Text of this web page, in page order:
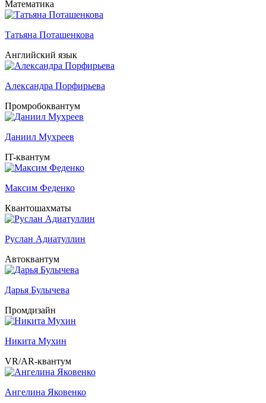
Математика
Татьяна Поташенкова
Английский язык
Александра Порфирьева
Промробоквантум
Даниил Мухреев
IT-квантум
Максим Феденко
Квантошахматы
Руслан Адиатуллин
Автоквантум
Дарья Булычева
Промдизайн
Никита Мухин
VR/AR-квантум
Ангелина Яковенко